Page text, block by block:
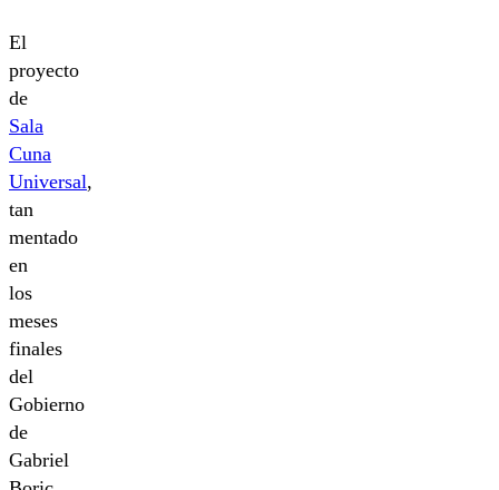
El
proyecto
de
Sala
Cuna
Universal,
tan
mentado
en
los
meses
finales
del
Gobierno
de
Gabriel